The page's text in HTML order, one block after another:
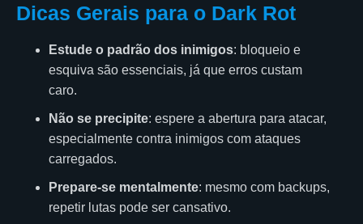
Dicas Gerais para o Dark Rot
Estude o padrão dos inimigos: bloqueio e
esquiva são essenciais, já que erros custam
caro.
Não se precipite: espere a abertura para atacar,
especialmente contra inimigos com ataques
carregados.
Prepare-se mentalmente: mesmo com backups,
repetir lutas pode ser cansativo.